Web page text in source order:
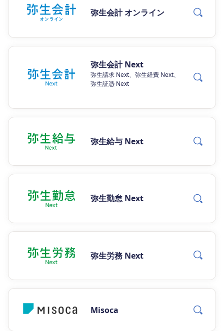
弥生会計 オンライン
弥生会計 Next
弥生請求 Next、弥生経費 Next、
弥生証憑 Next
弥生給与 Next
弥生勤怠 Next
弥生労務 Next
Misoca